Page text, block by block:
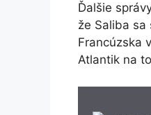
Ďalšie
že Saliba sa
Francúzska
Atlantik na